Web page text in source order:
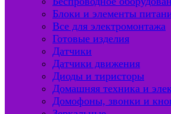
Блоки и элементы
Все для электромонтажа
Готовые изделия
Датчики
Датчики движения
Диоды и тиристоры
Домашняя техника и
Домофоны, звонки и